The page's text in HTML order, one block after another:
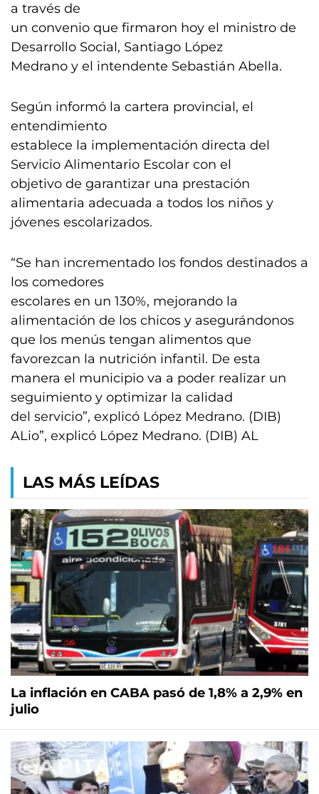
a través de
un convenio que firmaron hoy el ministro de
Desarrollo Social, Santiago López
Medrano y el intendente Sebastián Abella.
Según informó la cartera provincial, el
entendimiento
establece la implementación directa del
Servicio Alimentario Escolar con el
objetivo de garantizar una prestación
alimentaria adecuada a todos los niños y
jóvenes escolarizados.
“Se han incrementado los fondos destinados a
los comedores
escolares en un 130%, mejorando la
alimentación de los chicos y asegurándonos
que los menús tengan alimentos que
favorezcan la nutrición infantil. De esta
manera el municipio va a poder realizar un
seguimiento y optimizar la calidad
del servicio”, explicó López Medrano. (DIB)
ALio”, explicó López Medrano. (DIB) AL
LAS MÁS LEÍDAS
La inflación en CABA pasó de 1,8% a 2,9% en
julio